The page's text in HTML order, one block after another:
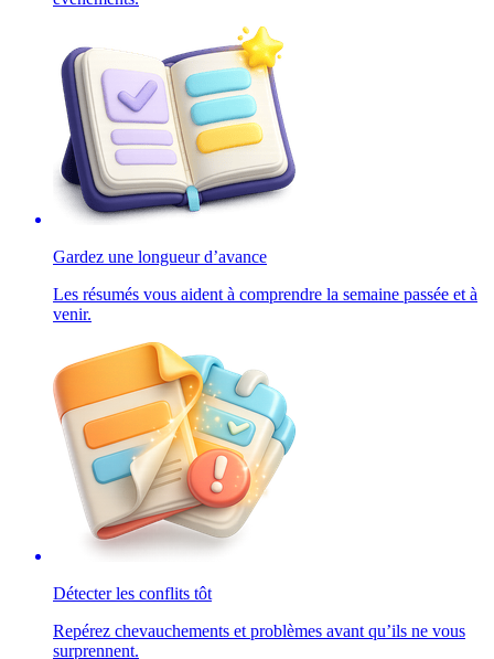
Gardez une longueur d’avance
Les résumés vous aident à comprendre la semaine passée et à
venir.
Détecter les conflits tôt
Repérez chevauchements et problèmes avant qu’ils ne vous
surprennent.